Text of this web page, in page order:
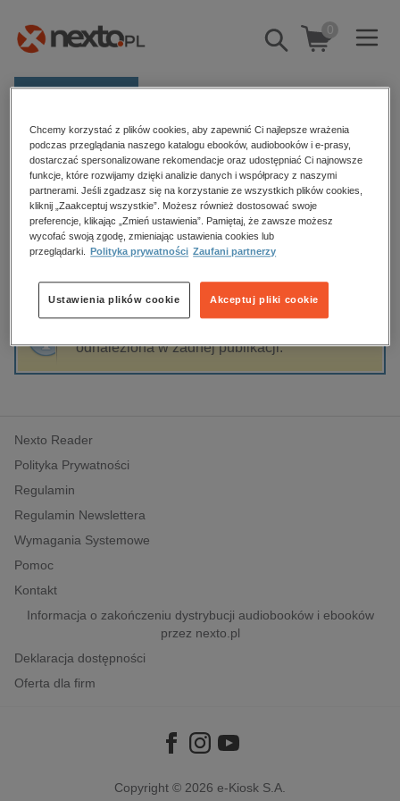
Pokaż/schowaj
wyszukiwarkę
0
Kategorie
Zobacz wszystkie E-prasa
budownictwo, aranżacja wnętrz
biznesowe, branżowe, gospodarka
dzienniki
edukacja
hobby, sport, rozrywka
komputery, internet, technologie, informatyka
polityka, społeczno-informacyjne
psychologiczne
inne
popularno-naukowe
historia
Strona główna Marissa Meyer
Marissa Meyer
Sortowanie Filtrowanie
odnaleziona w żadnej publikacji.
Nexto Reader
Polityka Prywatności
Regulamin
Regulamin Newslettera
Wymagania Systemowe
Pomoc
Kontakt
Informacja o zakończeniu dystrybucji audiobooków i ebooków
przez nexto.pl
Deklaracja dostępności
Oferta dla firm
Copyright © 2026 e-Kiosk S.A.
Chcemy korzystać z plików cookies, aby zapewnić Ci najlepsze wrażenia
podczas przeglądania naszego katalogu ebooków, audiobooków i e-prasy,
dostarczać spersonalizowane rekomendacje oraz udostępniać Ci najnowsze
funkcje, które rozwijamy dzięki analizie danych i współpracy z naszymi
partnerami. Jeśli zgadzasz się na korzystanie ze wszystkich plików cookies,
kliknij „Zaakceptuj wszystkie”. Możesz również dostosować swoje
preferencje, klikając „Zmień ustawienia”. Pamiętaj, że zawsze możesz
wycofać swoją zgodę, zmieniając ustawienia cookies lub
przeglądarki.
Polityka prywatności Zaufani partnerzy
Akceptuj pliki cookie
Ustawienia plików cookie